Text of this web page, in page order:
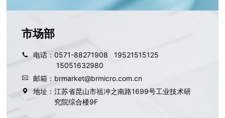
市场部
电话：0571-88271908 19521515125
15051632980
邮箱： brmarket@brmicro.com.cn
地址：江苏省昆山市祖冲之南路1699号工业技术研
究院综合楼9F